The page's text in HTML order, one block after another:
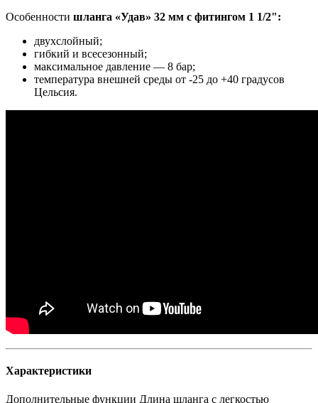
Особенности шланга «Удав» 32 мм с фитингом 1 1/2":
двухслойный;
гибкий и всесезонный;
максимальное давление — 8 бар;
температура внешней среды от -25 до +40 градусов
Цельсия.
Характеристики
Дополнительные функции Длина шланга с легкостью